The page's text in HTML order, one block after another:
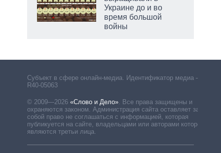
Украине до и во
время большой
войны
Субъект в сфере онлайн-медиа. Идентификатор медиа –
R40-05063
© 2009—2026 «Слово и Дело»
Все права защищены и
охраняются законом. Администрация сайта оставляет за
собой право не соглашаться с информацией, которая
публикуется на сайте, владельцами или авторами которой
являются третьи лица.